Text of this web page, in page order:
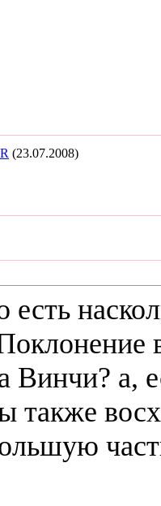
(23.07.2008)
есть
Винчи? а,
также